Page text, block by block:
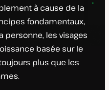
à cause de la
fondamentaux,
personne, les visages
basée sur le
plus que les